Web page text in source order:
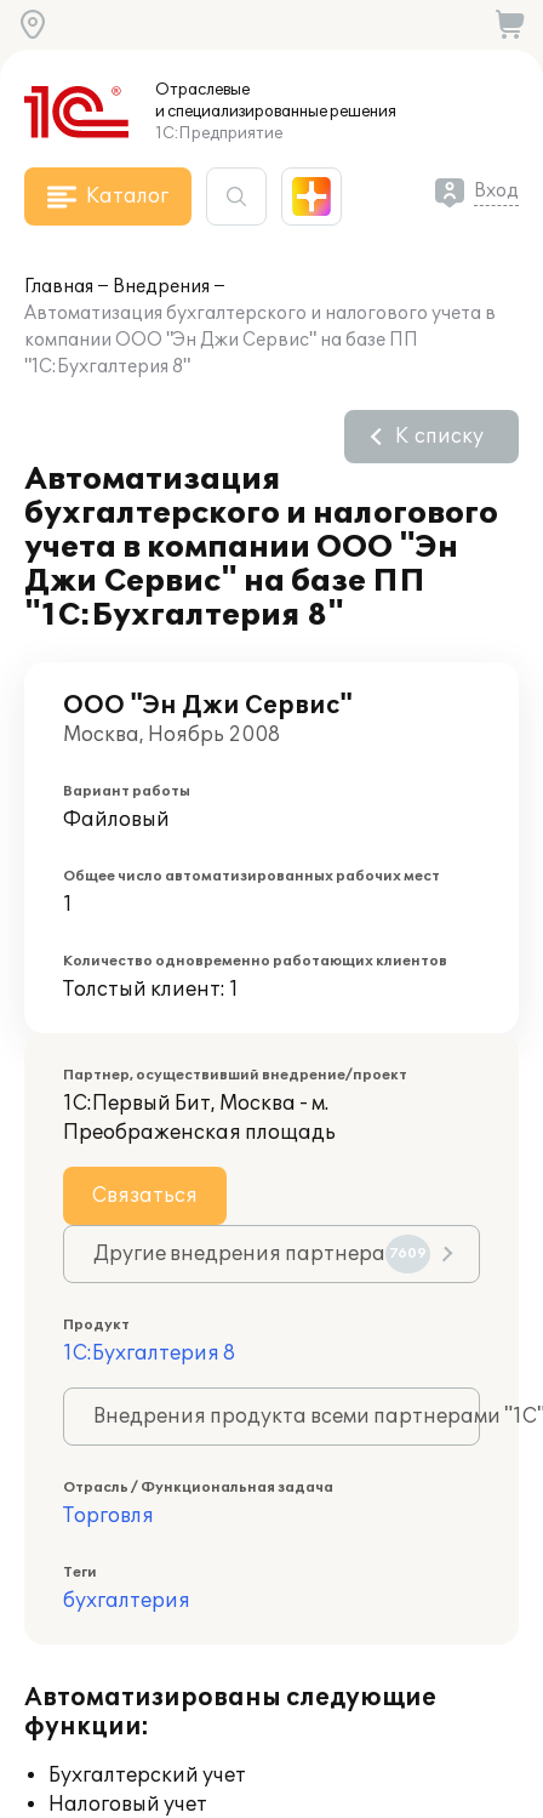
Отраслевые
и специализированныерешения
1С:Предприятие
Каталог Вход
Главная
Внедрения
Автоматизация бухгалтерского и налогового учета в
компании ООО "Эн Джи Сервис" на базе ПП
"1С:Бухгалтерия 8"
Автоматизация
бухгалтерского и налогового
учета в компании ООО "Эн
Джи Сервис" на базе ПП
"1С:Бухгалтерия 8"
К списку
ООО "Эн Джи Сервис"
Москва, Ноябрь 2008
Вариант работы
Файловый
Общее число автоматизированных рабочих мест
1
Количество одновременно работающих клиентов
Толстый клиент: 1
Партнер, осуществивший внедрение/проект
1С:Первый Бит, Москва - м.
Преображенская площадь
Связаться
Другие внедрения партнера 7609
Продукт
1С:Бухгалтерия 8
Внедрения продукта всеми партнерами
Отрасль / Функциональная задача
Торговля
Теги
бухгалтерия
Автоматизированы следующие
функции:
Бухгалтерский учет
Налоговый учет